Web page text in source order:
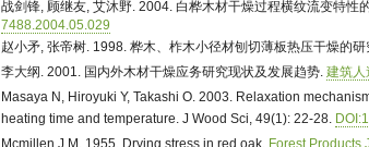
战剑锋, 顾继友, 艾沐野. 2004. 白桦木材干燥过程横纹流变特性
7488.2004.05.029
赵小矛, 张帝树. 1998. 桦木、柞木小径材刨切薄板热压干燥的
李大纲. 2001. 国内外木材干燥应务研究现状及发展趋势.建筑
Masaya N, Hiroyuki Y, Takashi O. 2003. Relaxation
heating time and temperature. J Wood Sci, 49(1): 22-28.
Mcmillen J M. 1955. Drying stress in red oak. Forest Products